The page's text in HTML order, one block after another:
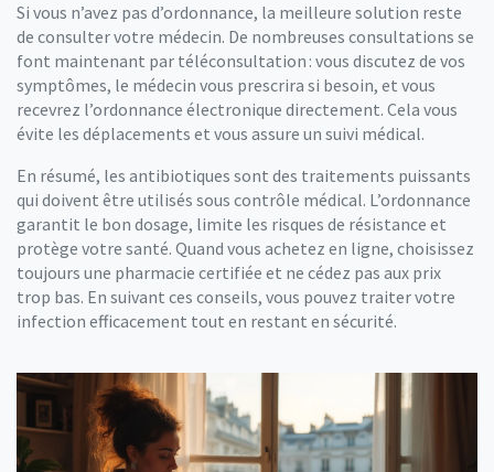
Si vous n’avez pas d’ordonnance, la meilleure solution reste
de consulter votre médecin. De nombreuses consultations se
font maintenant par téléconsultation : vous discutez de vos
symptômes, le médecin vous prescrira si besoin, et vous
recevrez l’ordonnance électronique directement. Cela vous
évite les déplacements et vous assure un suivi médical.
En résumé, les antibiotiques sont des traitements puissants
qui doivent être utilisés sous contrôle médical. L’ordonnance
garantit le bon dosage, limite les risques de résistance et
protège votre santé. Quand vous achetez en ligne, choisissez
toujours une pharmacie certifiée et ne cédez pas aux prix
trop bas. En suivant ces conseils, vous pouvez traiter votre
infection efficacement tout en restant en sécurité.